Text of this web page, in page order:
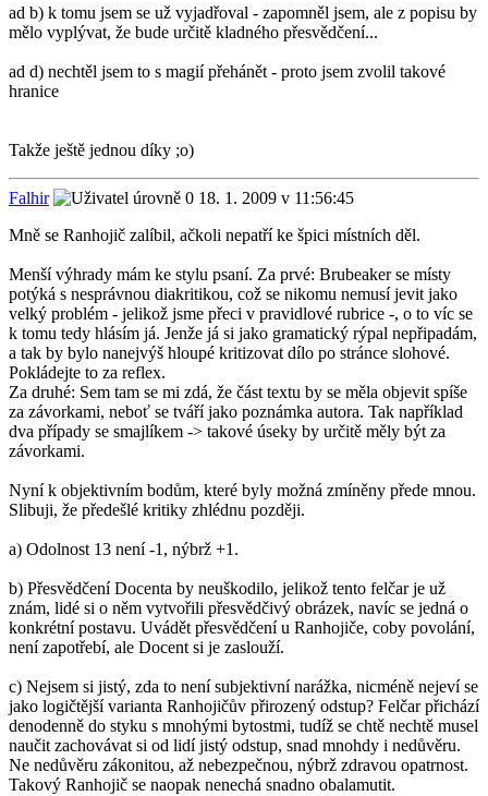
ad b) k tomu jsem se už vyjadřoval - zapomněl jsem, ale z popisu by
mělo vyplývat, že bude určitě kladného přesvědčení...
ad d) nechtěl jsem to s magií přehánět - proto jsem zvolil takové
hranice
Takže ještě jednou díky ;o)
Falhir
18. 1. 2009 v 11:56:45
Mně se Ranhojič zalíbil, ačkoli nepatří ke špici místních děl.
Menší výhrady mám ke stylu psaní. Za prvé: Brubeaker se místy
potýká s nesprávnou diakritikou, což se nikomu nemusí jevit jako
velký problém - jelikož jsme přeci v pravidlové rubrice -, o to víc se
k tomu tedy hlásím já. Jenže já si jako gramatický rýpal nepřipadám,
a tak by bylo nanejvýš hloupé kritizovat dílo po stránce slohové.
Pokládejte to za reflex.
Za druhé: Sem tam se mi zdá, že část textu by se měla objevit spíše
za závorkami, neboť se tváří jako poznámka autora. Tak například
dva případy se smajlíkem -> takové úseky by určitě měly být za
závorkami.
Nyní k objektivním bodům, které byly možná zmíněny přede mnou.
Slibuji, že předešlé kritiky zhlédnu později.
a) Odolnost 13 není -1, nýbrž +1.
b) Přesvědčení Docenta by neuškodilo, jelikož tento felčar je už
znám, lidé si o něm vytvořili přesvědčivý obrázek, navíc se jedná o
konkrétní postavu. Uvádět přesvědčení u Ranhojiče, coby povolání,
není zapotřebí, ale Docent si je zaslouží.
c) Nejsem si jistý, zda to není subjektivní narážka, nicméně nejeví se
jako logičtější varianta Ranhojičův přirozený odstup? Felčar přichází
denodenně do styku s mnohými bytostmi, tudíž se chtě nechtě musel
naučit zachovávat si od lidí jistý odstup, snad mnohdy i nedůvěru.
Ne nedůvěru zákonitou, až nebezpečnou, nýbrž zdravou opatrnost.
Takový Ranhojič se naopak nenechá snadno obalamutit.